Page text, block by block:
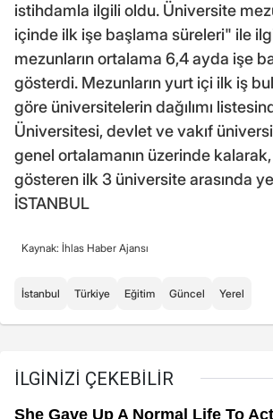
istihdamla ilgili oldu. Üniversite
içinde ilk işe başlama süreleri" ile
mezunların ortalama 6,4 ayda işe
gösterdi. Mezunların yurt içi ilk iş
göre üniversitelerin dağılımı
Üniversitesi, devlet ve vakıf
genel ortalamanın üzerinde
gösteren ilk 3 üniversite arasında
İSTANBUL
Kaynak: İhlas Haber Ajansı
İstanbul Türkiye Eğitim Güncel Yerel